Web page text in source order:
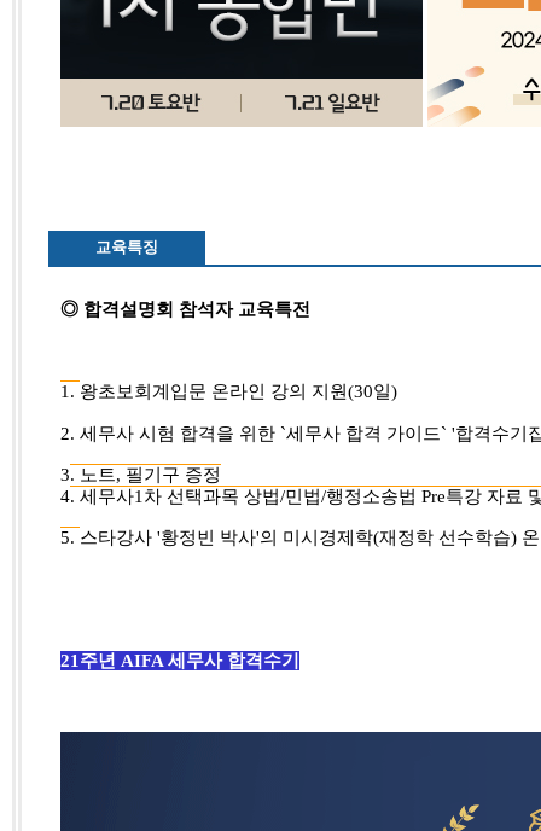
교육특징
◎ 합격설명회 참석자 교육특전
1. 왕초보회계입문 온라인 강의 지원(30일)
2. 세무사 시험 합격을 위한 `세무사 합격 가이드` '합격수
3. 노트, 필기구 증정
4. 세무사1차 선택과목 상법/민법/행정소송법 Pre특강 자료
5. 스타강사 '황정빈 박사'의 미시경제학(재정학 선수학습)
21주년 AIFA 세무사 합격수기